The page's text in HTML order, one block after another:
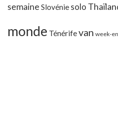
semaine Slovénie solo
monde Ténérifevan week-